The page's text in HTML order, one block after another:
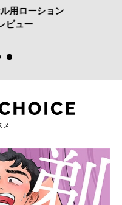
用ローション
ビュー
メ